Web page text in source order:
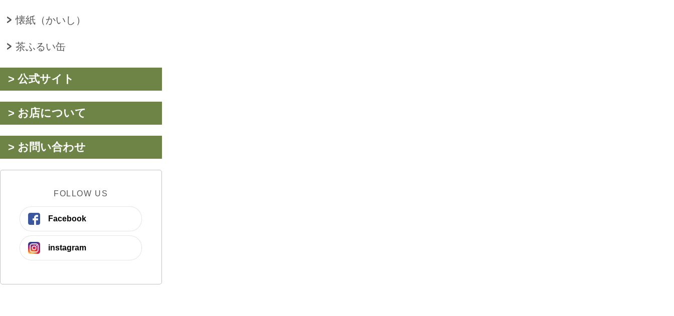
懐紙（かいし）
茶ふるい缶
> 公式サイト
> お店について
> お問い合わせ
FOLLOW US
Facebook
instagram